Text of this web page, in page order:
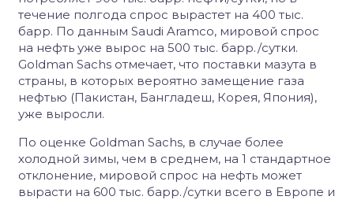
течение полгода спрос вырастет на 400 тыс.
барр. По данным Saudi Aramco, мировой спрос
на нефть уже вырос на 500 тыс. барр./сутки.
Goldman Sachs отмечает, что поставки мазута в
страны, в которых вероятно замещение газа
нефтью (Пакистан, Бангладеш, Корея, Япония),
уже выросли.
По оценке Goldman Sachs, в случае более
холодной зимы, чем в среднем, на 1 стандартное
отклонение, мировой спрос на нефть может
вырасти на 600 тыс. барр./сутки всего в Европе и